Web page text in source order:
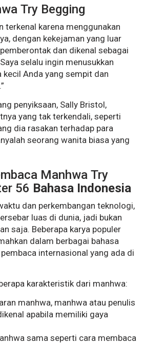
Try Begging
terkenal karena menggunakan
dengan kekejaman yang luar
dan dikenal sebagai
selalu ingin menusukkan
kecil Anda yang sempit dan
penyiksaan, Sally Bristol,
yang tak terkendali, seperti
dia rasakan terhadap para
seorang wanita biasa yang
Manhwa Try
56 Bahasa Indonesia
dan perkembangan teknologi,
luas di dunia, jadi bukan
saja. Beberapa karya populer
dalam berbagai bahasa
internasional yang ada di
karakteristik dari manhwa:
manhwa, manhwa atau penulis
apabila memiliki gaya
sama seperti cara membaca